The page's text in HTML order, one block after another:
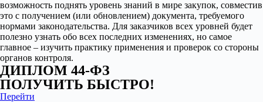
возможность поднять уровень знаний в мире закупок, совместив
это с получением (или обновлением) документа, требуемого
нормами законодательства. Для заказчиков всех уровней будет
полезно узнать обо всех последних изменениях, но самое
главное – изучить практику применения и проверок со стороны
органов контроля.
ДИПЛОМ 44-ФЗ
ПОЛУЧИТЬ БЫСТРО!
Перейти